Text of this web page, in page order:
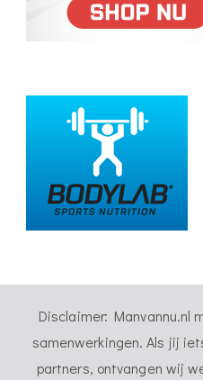
Disclaimer: Manvannu.nl
samenwerkingen. Als jij
partners, ontvangen wij